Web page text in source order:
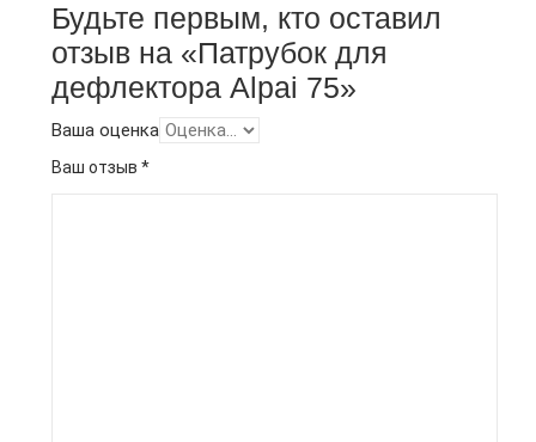
Будьте первым, кто оставил
отзыв на «Патрубок для
дефлектора Alpai 75»
Ваша оценка
Ваш отзыв *